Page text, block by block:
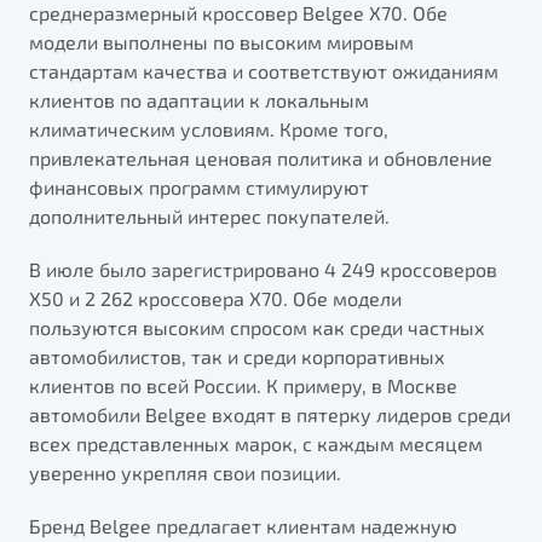
Универсальный кроссовер
от 2 499 990 ₽*
Обзор В наличии
Запись на сервис
Калькулятор ТО
Клиентская поддержка
среднеразмерный кроссовер Belgee X70. Обе
модели выполнены по высоким мировым
стандартам качества и соответствуют ожиданиям
клиентов по адаптации к локальным
климатическим условиям. Кроме того,
привлекательная ценовая политика и обновление
финансовых программ стимулируют
дополнительный интерес покупателей.
В июле было зарегистрировано 4 249 кроссоверов
X50 и 2 262 кроссовера X70. Обе модели
пользуются высоким спросом как среди частных
автомобилистов, так и среди корпоративных
клиентов по всей России. К примеру, в Москве
автомобили Belgee входят в пятерку лидеров среди
всех представленных марок, с каждым месяцем
уверенно укрепляя свои позиции.
Бренд Belgee предлагает клиентам надежную